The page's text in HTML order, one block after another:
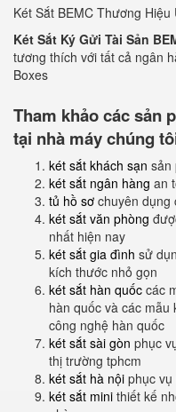
Két Sắt BEMC Thương
Két Sắt Ký Gửi Tài Sản
tương thích với tất cả ngân
Boxes
Tham khảo các sản
tại nhà máy chúng
két sắt khách sạn sản
két sắt ngân hàng an
tủ hồ sơ chuyên dụng
két sắt văn phòng
nhất hiện nay
két sắt gia đình sử
kích thước nhỏ gọn
két sắt hàn quốc các
hàn quốc và các mẫu
công nghệ hàn quốc
két sắt sài gòn phục
thị trường tphcm
két sắt hà nội phục
két sắt mini thiết kế